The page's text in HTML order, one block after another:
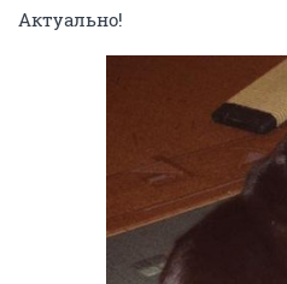
Актуально!